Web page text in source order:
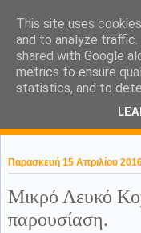
KaPa. Me
without a
Παρασκευή 15 Απριλίου
Μικρό Λευκό
παρουσίαση.
This site uses
and to analyze traffic.
shared with Google
metrics to ensure
statistics, and to